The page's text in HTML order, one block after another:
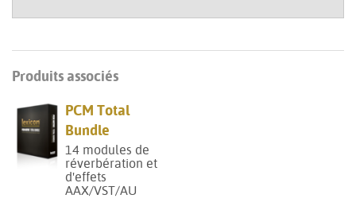
Produits associés
PCM Total
Bundle
14 modules de
réverbération et
d'effets
AAX/VST/AU